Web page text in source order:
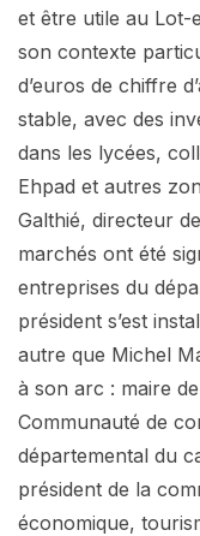
et être utile au Lot-
son contexte
d’euros de chiffre
stable, avec des
dans les lycées,
Ehpad et autres
Galthié, directeur
marchés ont été
entreprises du
président s’est
autre que Michel
à son arc : maire
Communauté de
départemental du
président de la
économique,